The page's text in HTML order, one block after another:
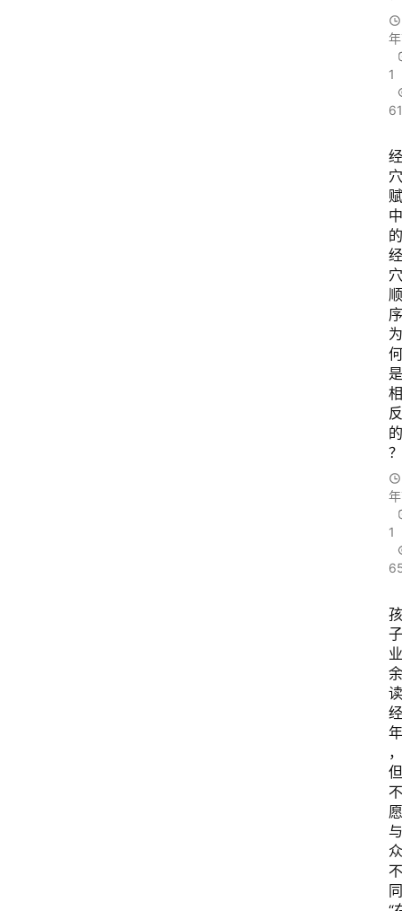
1
经
穴
赋
中
的
经
穴
顺
序
为
何
是
相
反
的
？
1
孩
子
业
余
读
年
，
但
不
愿
与
众
不
同